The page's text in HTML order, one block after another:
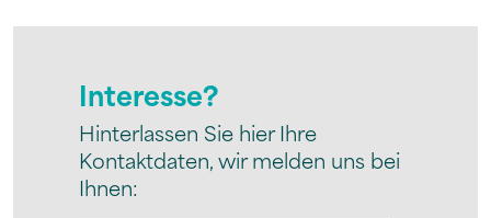
Interesse?
Hinterlassen Sie hier Ihre
Kontaktdaten, wir melden uns bei
Ihnen: